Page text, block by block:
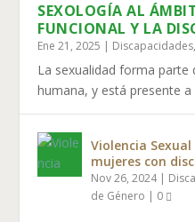
SEXOLOGÍA AL
FUNCIONAL Y LA
Ene 21, 2025 | Discapacidades,
La sexualidad forma parte
humana, y está presente
Violencia
mujeres con
Nov 26, 2024|
de Género | 0